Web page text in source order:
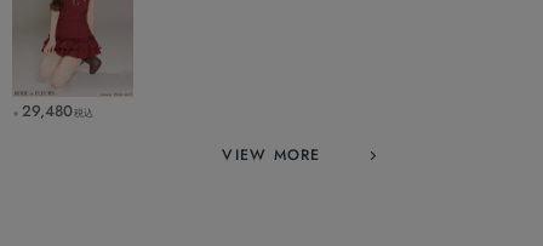
￥ 29,480税込
VIEW MORE